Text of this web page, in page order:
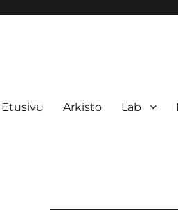
Etusivu Arkisto Lab